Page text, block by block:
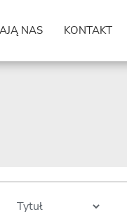
NAS KONTAKT